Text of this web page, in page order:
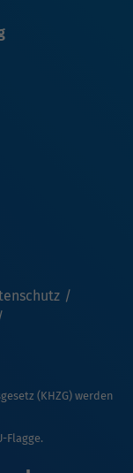
(KHZG) werden
Flagge.